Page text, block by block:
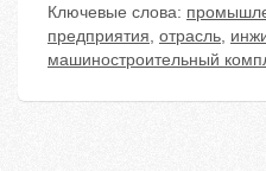
Ключевые слова:
предприятия, отрасль,
машиностроительный